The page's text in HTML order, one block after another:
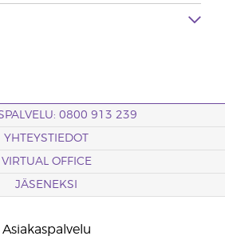
0800 913 239
YHTEYSTIEDOT
VIRTUAL OFFICE
JÄSENEKSI
Asiakaspalvelu